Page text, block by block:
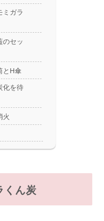
ガラ
セッ
とH傘
化を待
火
くん炭